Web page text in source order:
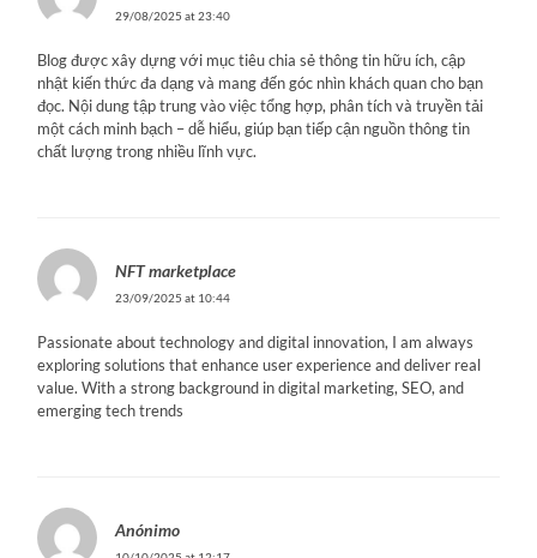
29/08/2025 at 23:40
Blog được xây dựng với mục tiêu chia sẻ thông tin hữu ích, cập
nhật kiến thức đa dạng và mang đến góc nhìn khách quan cho bạn
đọc. Nội dung tập trung vào việc tổng hợp, phân tích và truyền tải
một cách minh bạch – dễ hiểu, giúp bạn tiếp cận nguồn thông tin
chất lượng trong nhiều lĩnh vực.
NFT marketplace
23/09/2025 at 10:44
Passionate about technology and digital innovation, I am always
exploring solutions that enhance user experience and deliver real
value. With a strong background in digital marketing, SEO, and
emerging tech trends
Anónimo